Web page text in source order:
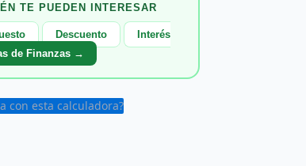
TE PUEDEN INTERESAR
Descuento
Interés
de Finanzas →
con esta calculadora?